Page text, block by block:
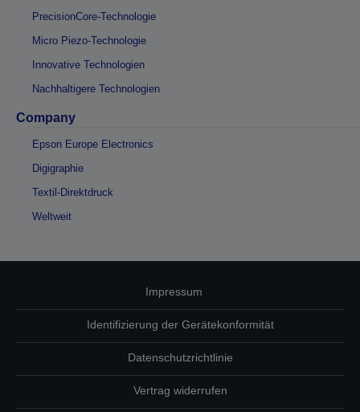
PrecisionCore-Technologie
Micro Piezo-Technologie
Innovative Technologien
Nachhaltigere Technologien
Company
Epson Europe Electronics
Digigraphie
Textil-Direktdruck
Weltweit
Impressum
Identifizierung der Gerätekonformität
Datenschutzrichtlinie
Vertrag widerrufen